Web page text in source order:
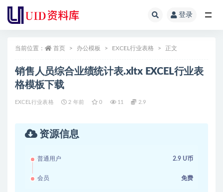
登录
当前位置： 首页 办公模板 EXCEL行业表格 正文
销售人员综合业绩统计表.xltx EXCEL行业表
格模板下载
EXCEL行业表格 2 年前 0 11 2.9
资源信息
普通用户 2.9 U币
会员 免费